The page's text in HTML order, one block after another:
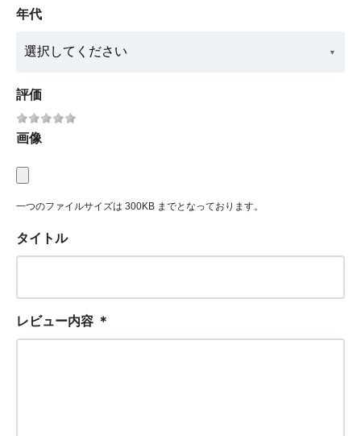
年代
評価
画像
一つのファイルサイズは 300KB までとなっております。
タイトル
レビュー内容 ＊